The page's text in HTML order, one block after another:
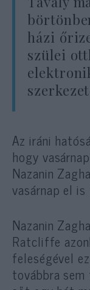
házi
szülei
Az iráni
hogy
Nazanin
vasárnap el
Nazanin
Ratcliffe
feleségével
továbbra